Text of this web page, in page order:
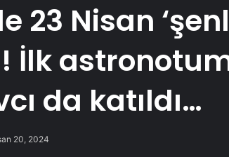
23 Nisan
İlk
da katıldı…
20, 2024